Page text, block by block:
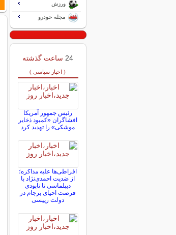
ورزش
مجله خودرو
24 ساعت گذشته
( اخبار سیاسی )
رئیس جمهور آمریکا
افشاگران «کمبود ذخایر
موشکی» را تهدید کرد
افراطی‌ها علیه مذاکره؛
از ضدیت احمدی‌نژاد با
دیپلماسی تا نابودی
فرصت احیای برجام در
دولت رییسی